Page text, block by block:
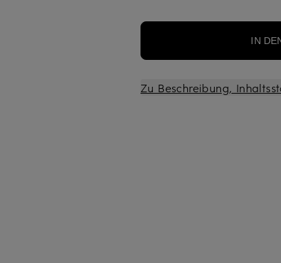
IN
Zu Beschreibung,